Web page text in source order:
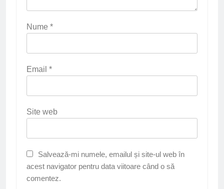
Nume *
Email *
Site web
Salvează-mi numele, emailul și site-ul web în
acest navigator pentru data viitoare când o să
comentez.